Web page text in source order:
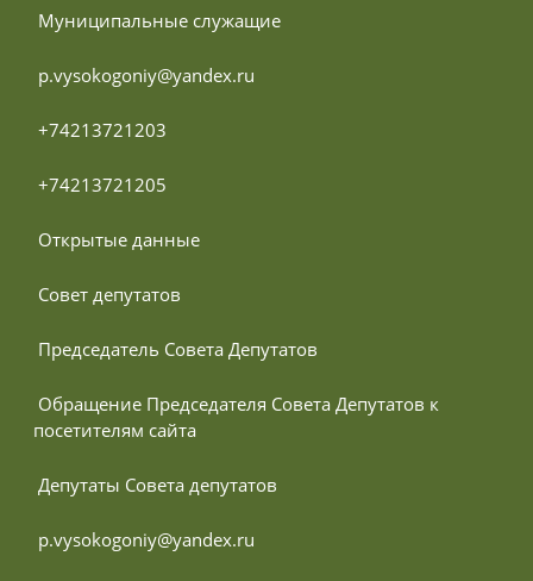
Муниципальные служащие
p.vysokogoniy@yandex.ru
+74213721203
+74213721205
Открытые данные
Совет депутатов
Председатель Совета Депутатов
посетителям сайта
Депутаты Совета депутатов
p.vysokogoniy@yandex.ru